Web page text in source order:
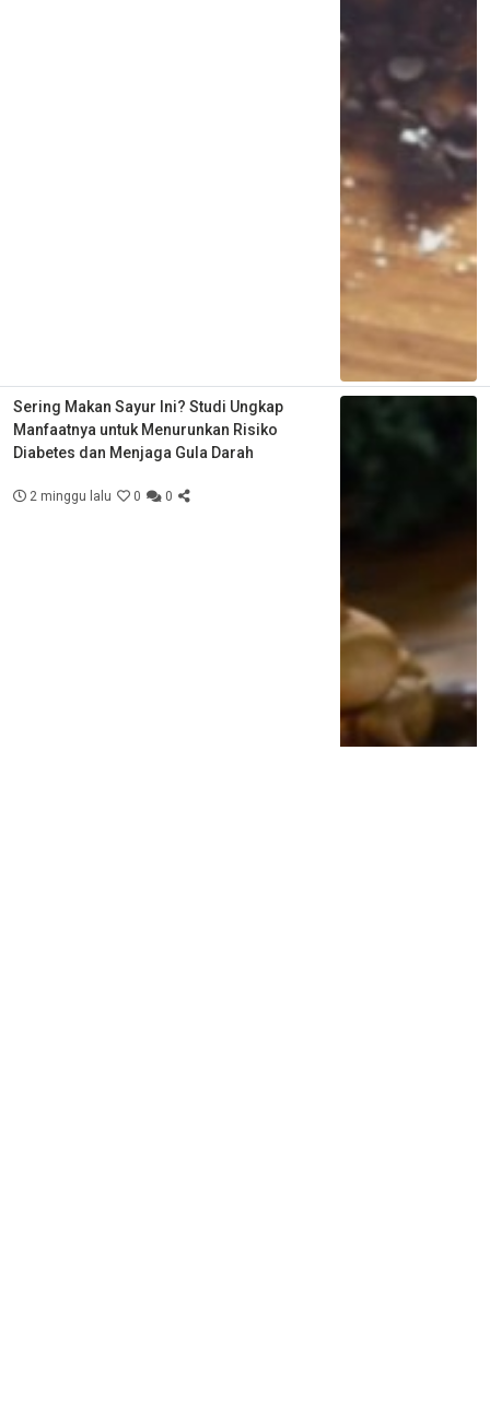
Sering Makan Sayur Ini? Studi Ungkap
Manfaatnya untuk Menurunkan Risiko
Diabetes dan Menjaga Gula Darah
2 minggu lalu 0 0